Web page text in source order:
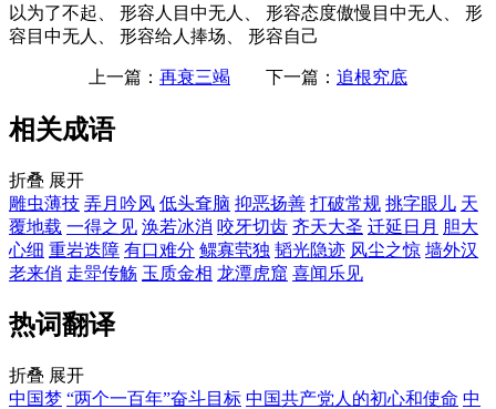
以为了不起、 形容人目中无人、 形容态度傲慢目中无人、 形
容目中无人、 形容给人捧场、 形容自己
上一篇： 再衰三竭 下一篇： 追根究底
相关成语
折叠 展开
雕虫薄技 弄月吟风 低头耷脑 抑恶扬善 打破常规 挑字眼儿 天
覆地载 一得之见 涣若冰消 咬牙切齿 齐天大圣 迁延日月 胆大
心细 重岩迭障 有口难分 鳏寡茕独 韬光隐迹 风尘之惊 墙外汉
老来俏 走斝传觞 玉质金相 龙潭虎窟 喜闻乐见
热词翻译
折叠 展开
中国梦 “两个一百年”奋斗目标 中国共产党人的初心和使命 中